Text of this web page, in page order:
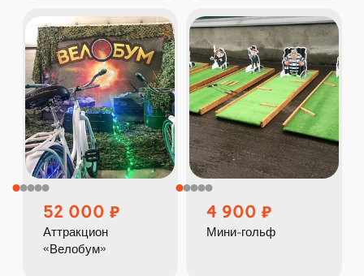
52 000
Аттракцион
«Велобум»
4 900
Мини-гольф